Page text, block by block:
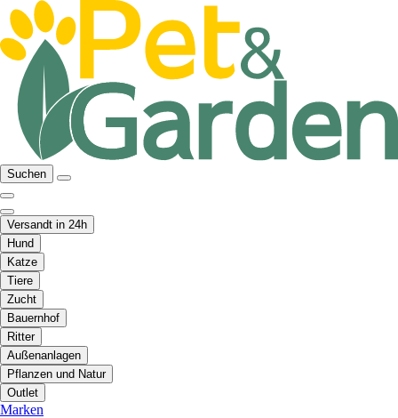
Suchen
Versandt in 24h
Hund
Katze
Tiere
Zucht
Bauernhof
Ritter
Außenanlagen
Pflanzen und Natur
Outlet
Marken